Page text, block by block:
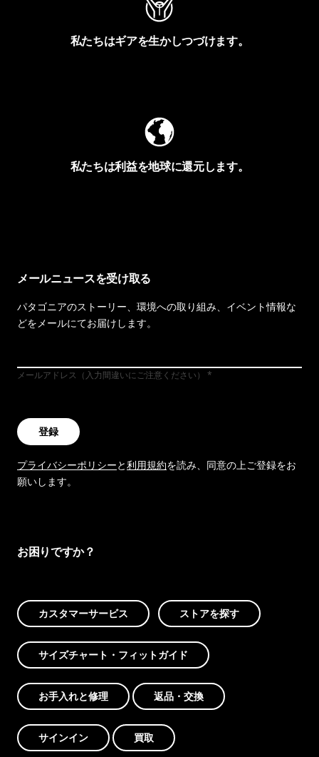
私たちはギアを生かしつづけます。
私たちは利益を地球に還元します。
メールニュースを受け取る
パタゴニアのストーリー、環境への取り組み、イベント情報な
どをメールにてお届けします。
メールアドレス（入力間違いにご注意ください）
登録
プライバシーポリシーと利用規約を読み、同意の上ご登録をお
願いします。
お困りですか？
カスタマーサービス ストアを探す
サイズチャート・フィットガイド
お手入れと修理 返品・交換
サインイン 買取